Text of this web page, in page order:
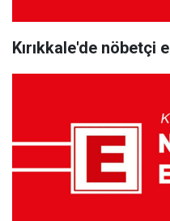
Kırıkkale'de nöbetçi